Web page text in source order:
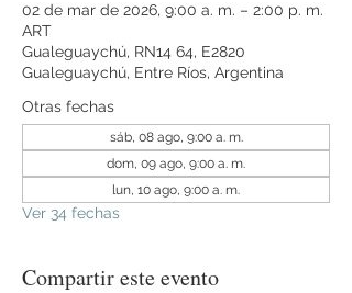
02 de mar de 2026, 9:00 a. m. – 2:00 p. m.
ART
Gualeguaychú, RN14 64, E2820
Gualeguaychú, Entre Ríos, Argentina
Otras fechas
sáb, 08 ago, 9:00 a. m.
dom, 09 ago, 9:00 a. m.
lun, 10 ago, 9:00 a. m.
Ver 34 fechas
Compartir este evento